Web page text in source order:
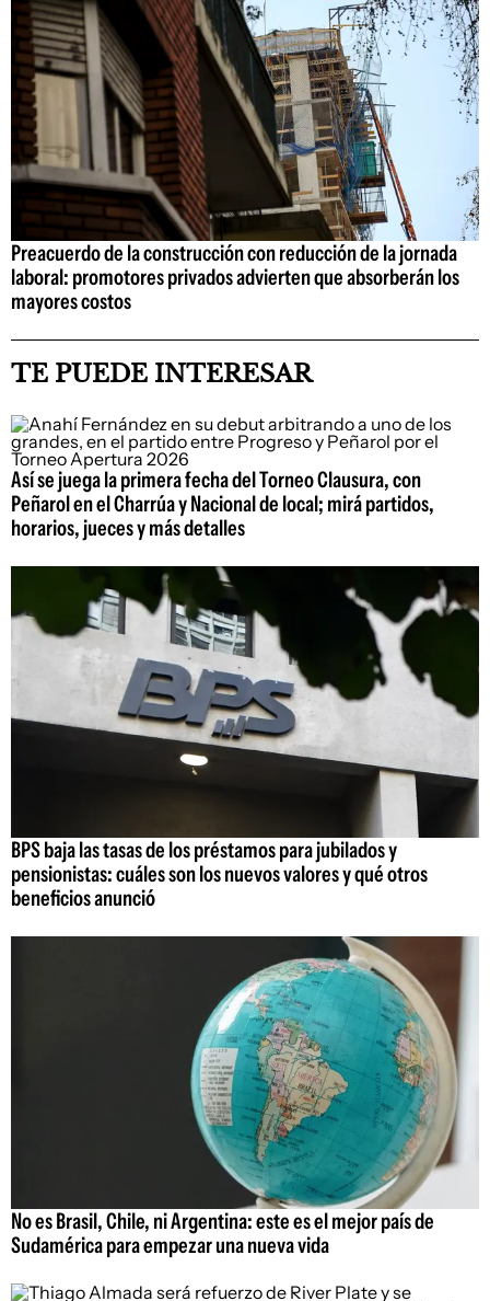
Preacuerdo de la construcción con reducción de la jornada
laboral: promotores privados advierten que absorberán los
mayores costos
TE PUEDE INTERESAR
Así se juega la primera fecha del Torneo Clausura, con
Peñarol en el Charrúa y Nacional de local; mirá partidos,
horarios, jueces y más detalles
BPS baja las tasas de los préstamos para jubilados y
pensionistas: cuáles son los nuevos valores y qué otros
beneficios anunció
No es Brasil, Chile, ni Argentina: este es el mejor país de
Sudamérica para empezar una nueva vida